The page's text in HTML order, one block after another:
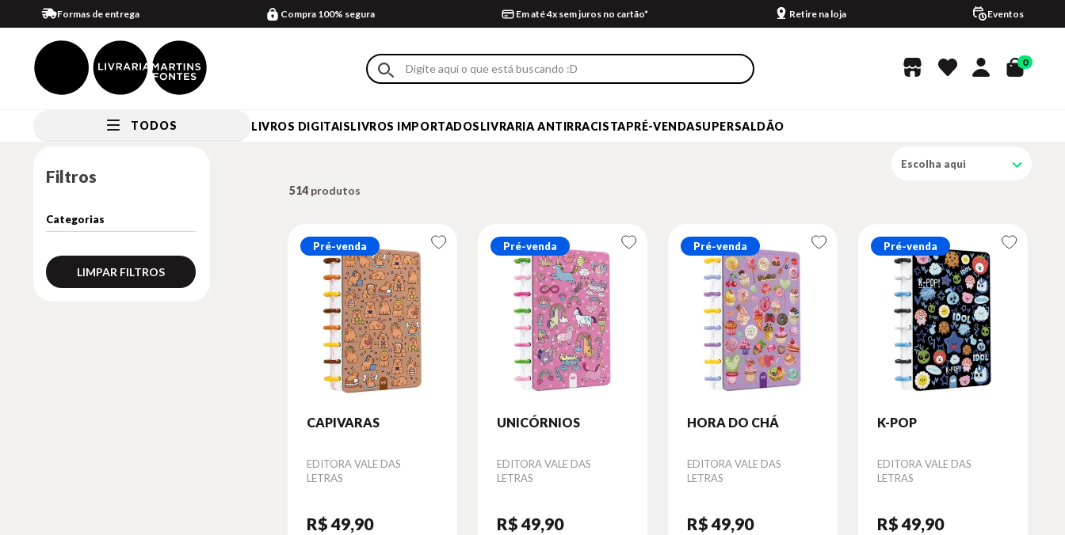
Formas de entrega Compra 100% segura Em até 4x sem juros no cartão* Retire na loja Eventos
0
TODOS LIVROS DIGITAISLIVROS IMPORTADOSLIVRARIA ANTIRRACISTAPRÉ-VENDASUPERSALDÃO
Filtros
LIMPAR FILTROS
Escolha aqui
514
Pré-venda
CAPIVARAS
Autor
EDITORA VALE DAS
LETRAS
R$ 49,90
Pré-venda
UNICÓRNIOS
Autor
EDITORA VALE DAS
LETRAS
R$ 49,90
Pré-venda
HORA DO CHÁ
Autor
EDITORA VALE DAS
LETRAS
R$ 49,90
Pré-venda
K-POP
Autor
EDITORA VALE DAS
LETRAS
R$ 49,90